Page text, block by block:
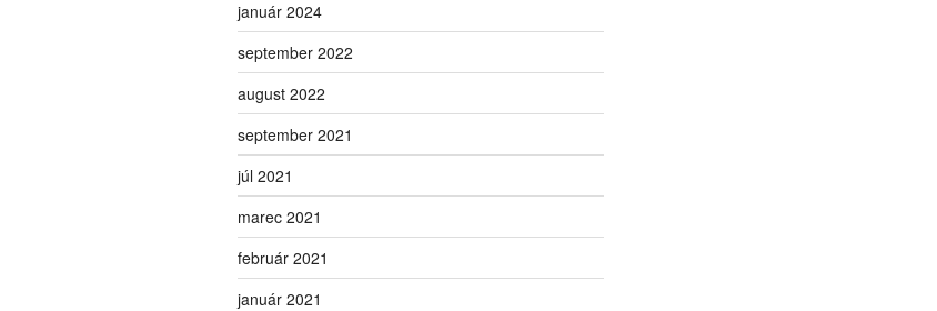
január 2024
september 2022
august 2022
september 2021
júl 2021
marec 2021
február 2021
január 2021